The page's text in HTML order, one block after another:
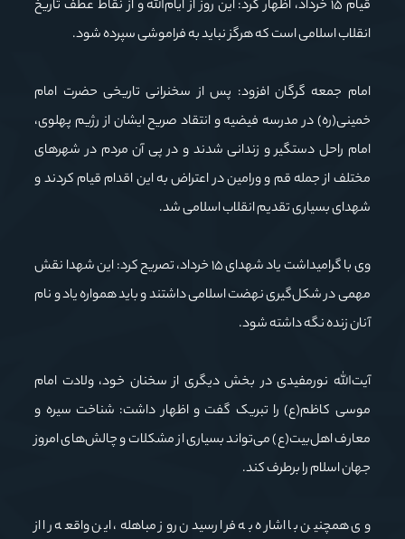
قیام ۱۵ خرداد، اظهار کرد: این روز از ایام‌الله و از نقاط عطف تاریخ
انقلاب اسلامی است که هرگز نباید به فراموشی سپرده شود.
امام جمعه گرگان افزود: پس از سخنرانی تاریخی حضرت امام
خمینی(ره) در مدرسه فیضیه و انتقاد صریح ایشان از رژیم پهلوی،
امام راحل دستگیر و زندانی شدند و در پی آن مردم در شهرهای
مختلف از جمله قم و ورامین در اعتراض به این اقدام قیام کردند و
شهدای بسیاری تقدیم انقلاب اسلامی شد.
وی با گرامیداشت یاد شهدای ۱۵ خرداد، تصریح کرد: این شهدا نقش
مهمی در شکل‌گیری نهضت اسلامی داشتند و باید همواره یاد و نام
آنان زنده نگه داشته شود.
آیت‌الله نورمفیدی در بخش دیگری از سخنان خود، ولادت امام
موسی کاظم(ع) را تبریک گفت و اظهار داشت: شناخت سیره و
معارف اهل‌بیت(ع) می‌تواند بسیاری از مشکلات و چالش‌های امروز
جهان اسلام را برطرف کند.
وی همچنین با اشاره به فرا رسیدن روز مباهله، این واقعه را از